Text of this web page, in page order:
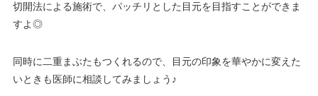
切開法による施術で、パッチリとした目元を目指すことができま
すよ◎
同時に二重まぶたもつくれるので、目元の印象を華やかに変えた
いときも医師に相談してみましょう♪